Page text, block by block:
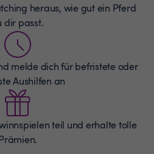
heraus, wie gut ein Pferd
dir passt.
melde dich für befristete oder
Aushilfen an
teil und erhalte tolle